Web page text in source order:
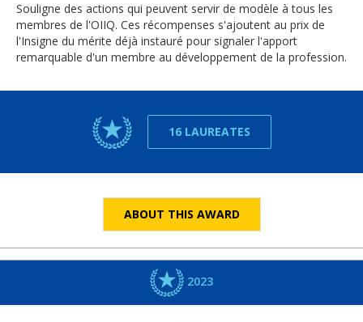
Souligne des actions qui peuvent servir de modèle à tous les
membres de l'OIIQ. Ces récompenses s'ajoutent au prix de
l'Insigne du mérite déjà instauré pour signaler l'apport
remarquable d'un membre au développement de la profession.
16 LAUREATES
ABOUT THIS AWARD
2023